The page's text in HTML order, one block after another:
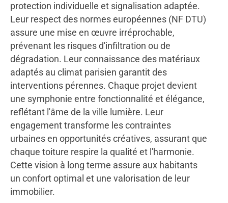
protection individuelle et signalisation adaptée.
Leur respect des normes européennes (NF DTU)
assure une mise en œuvre irréprochable,
prévenant les risques d'infiltration ou de
dégradation. Leur connaissance des matériaux
adaptés au climat parisien garantit des
interventions pérennes. Chaque projet devient
une symphonie entre fonctionnalité et élégance,
reflétant l'âme de la ville lumière. Leur
engagement transforme les contraintes
urbaines en opportunités créatives, assurant que
chaque toiture respire la qualité et l'harmonie.
Cette vision à long terme assure aux habitants
un confort optimal et une valorisation de leur
immobilier.